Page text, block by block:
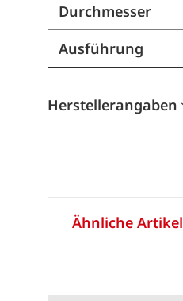
Durchmesser
Ausführung
Herstellerangaben
Ähnliche Artikel